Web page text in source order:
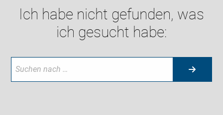
Ich habe nicht gefunden, was
ich gesucht habe: